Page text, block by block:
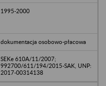
1995-2000
dokumentacja osobowo-płacowa
SEKe 610A/11/2007;
992700/611/194/2015-SAK, UNP:
2017-00314138